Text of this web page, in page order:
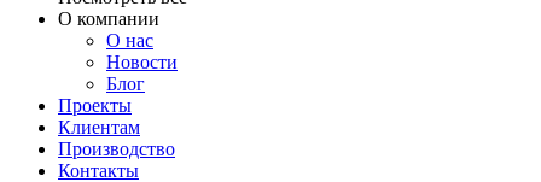
О компании
О нас
Новости
Блог
Проекты
Клиентам
Производство
Контакты